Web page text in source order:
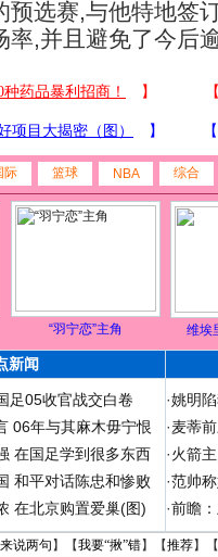
预选赛,与他特地签
率,并且避免了今
际 篮球 NBA 综合
“羽宁恋”主角 维埃
新闻
足05收官战交白卷
06年与其麻木毋宁恨
在国足学到很多东西
和平对话陈忠和惨败
在北京购置爱巢(图)
·姚明
·麦蒂
·火箭
·范帅
·前瞻
说两句 】【我要“揪”错】【推荐】